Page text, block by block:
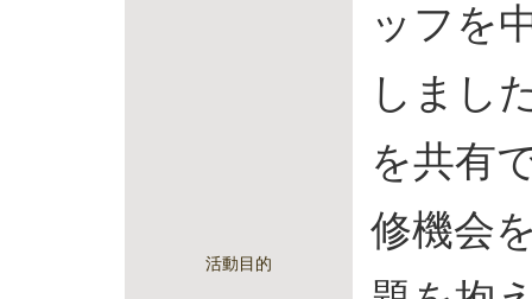
活動目的
ッフを
しまし
を共有
修機会